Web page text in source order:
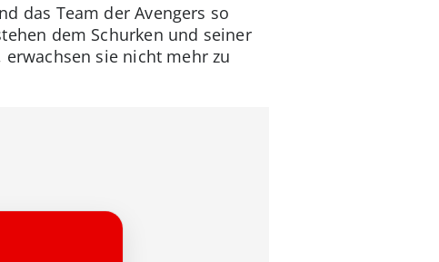
das Team der Avengers so
dem Schurken und seiner
sie nicht mehr zu